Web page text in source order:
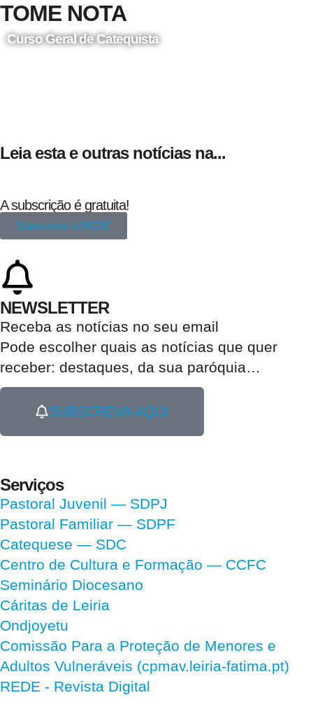
TOME NOTA
Curso Geral de Catequista
Leia esta e outras notícias na...
A subscrição é gratuita!
Subscrever a REDE
NEWSLETTER
Receba as notícias no seu email​
Pode escolher quais as notícias que quer
receber: destaques, da sua paróquia…
SUBSCREVA AQUI
Serviços
Pastoral Juvenil — SDPJ
Pastoral Familiar — SDPF
Catequese — SDC
Centro de Cultura e Formação — CCFC
Seminário Diocesano
Cáritas de Leiria
Ondjoyetu
Comissão Para a Proteção de Menores e
Adultos Vulneráveis (cpmav.leiria-fatima.pt)
REDE - Revista Digital